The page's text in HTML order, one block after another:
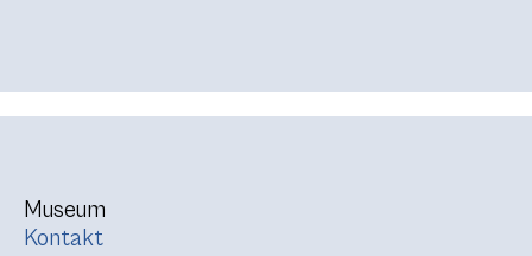
Museum
Kontakt